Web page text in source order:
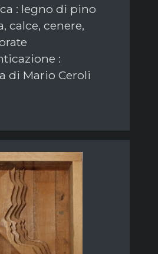
: legno di pino
calce, cenere,
:
di Mario Ceroli